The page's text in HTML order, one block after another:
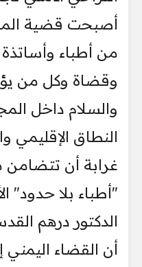
أصبحت قضية
من أطباء
وقضاة وكل من
والسلام داخل
النطاق الإقليمي
غرابة أن
"أطباء بلا حدود"
الدكتور درهم
أن القضاء